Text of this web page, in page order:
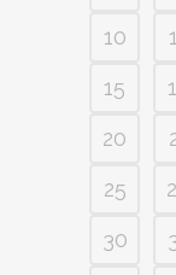
10
15
20
25
30